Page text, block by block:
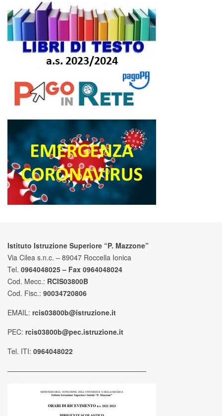
Istituto Istruzione Superiore “P. Mazzone”
Via Cilea s.n.c. – 89047 Roccella Ionica
Tel. 0964048025 – Fax 0964048024
Cod. Mecc.: RCIS03800B
Cod. Fisc.: 90034720806
EMAIL: rcis03800b@istruzione.it
PEC: rcis03800b@pec.istruzione.it
Tel. ITI: 0964048022
————————————————————